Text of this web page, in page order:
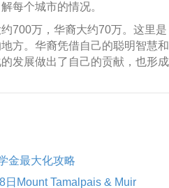
每个城市的情况。
700万，华裔大约70万。这里是
方。华裔凭借自己的聪明智慧和
发展做出了自己的贡献，也形成
金最大化攻略
Mount Tamalpais & Muir